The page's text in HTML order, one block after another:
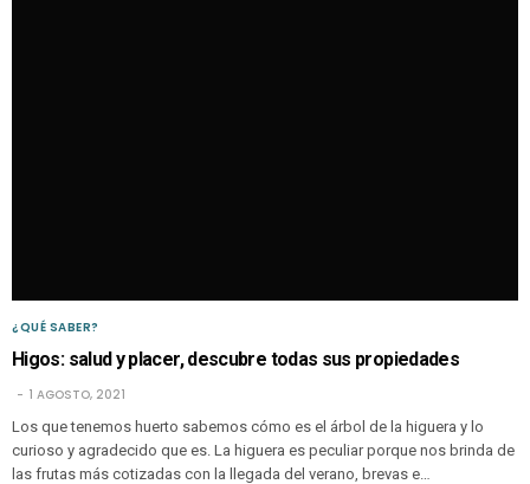
¿QUÉ SABER?
Higos: salud y placer, descubre todas sus propiedades
1 AGOSTO, 2021
Los que tenemos huerto sabemos cómo es el árbol de la higuera y lo
curioso y agradecido que es. La higuera es peculiar porque nos brinda de
las frutas más cotizadas con la llegada del verano, brevas e…